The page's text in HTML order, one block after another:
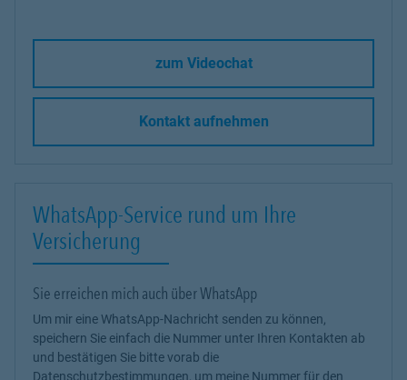
zum Videochat
Kontakt aufnehmen
WhatsApp-Service rund um Ihre
Versicherung
Sie erreichen mich auch über WhatsApp
Um mir eine WhatsApp-Nachricht senden zu können,
speichern Sie einfach die Nummer unter Ihren Kontakten ab
und bestätigen Sie bitte vorab die
Datenschutzbestimmungen, um meine Nummer für den